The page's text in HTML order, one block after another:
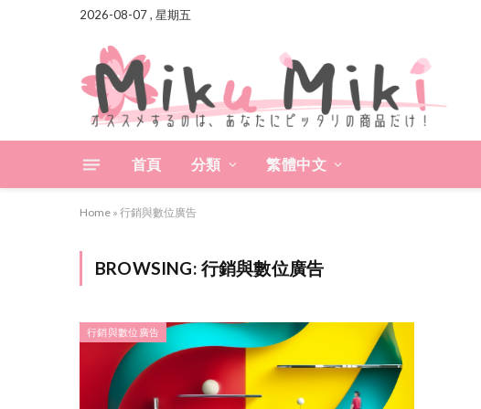
2026-08-07 , 星期五
首頁 分類 繁體中文
Home » 行銷與數位廣告
BROWSING: 行銷與數位廣告
行銷與數位廣告